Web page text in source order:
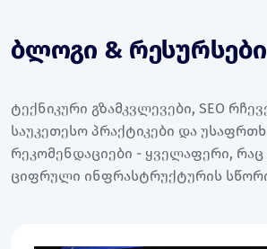
ბლოგი & რესურსები
ტექნიკური გზამკვლევები, SEO
საუკეთესო პრაქტიკები და
რეკომენდაციები - ყველაფერი, რაც
ციფრული ინფრასტრუქტურის სწორი